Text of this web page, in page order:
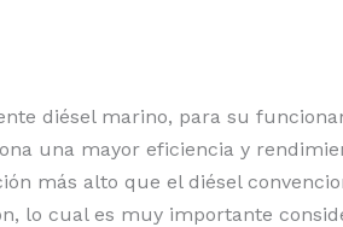
diésel marino, para su
una mayor eficiencia y
más alto que el diésel
lo cual es muy importante